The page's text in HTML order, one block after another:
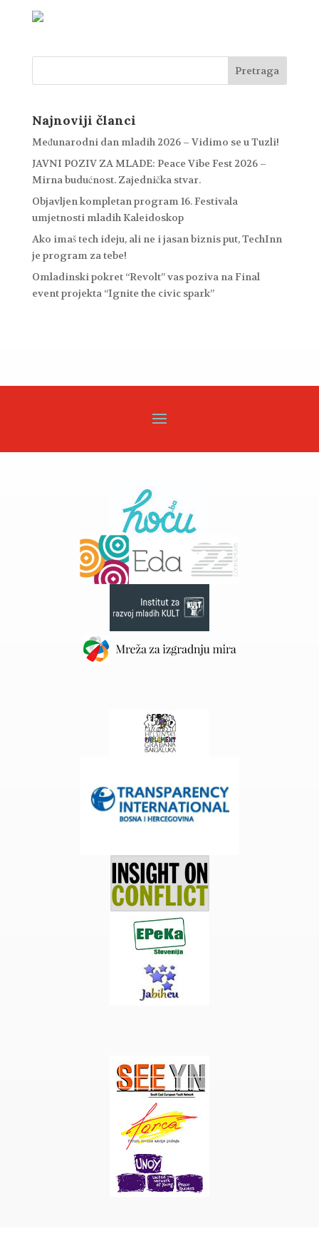
Najnoviji članci
Međunarodni dan mladih 2026 – Vidimo se u Tuzli!
JAVNI POZIV ZA MLADE: Peace Vibe Fest 2026 –
Mirna budućnost. Zajednička stvar.
Objavljen kompletan program 16. Festivala
umjetnosti mladih Kaleidoskop
Ako imaš tech ideju, ali ne i jasan biznis put, TechInn
je program za tebe!
Omladinski pokret “Revolt” vas poziva na Final
event projekta “Ignite the civic spark”